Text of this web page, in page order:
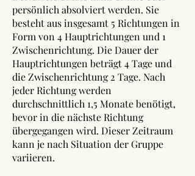
persönlich absolviert werden. Sie
besteht aus insgesamt 5 Richtungen in
Form von 4 Hauptrichtungen und 1
Zwischenrichtung. Die Dauer der
Hauptrichtungen beträgt 4 Tage und
die Zwischenrichtung 2 Tage. Nach
jeder Richtung werden
durchschnittlich 1,5 Monate benötigt,
bevor in die nächste Richtung
übergegangen wird. Dieser Zeitraum
kann je nach Situation der Gruppe
variieren.